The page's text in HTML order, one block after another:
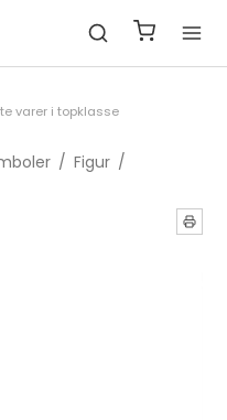
varer i topklasse
/ Figur /